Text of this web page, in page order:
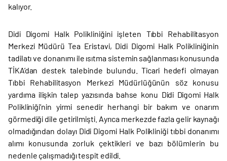
kalıyor.
Didi Digomi Halk Polikliniğini işleten Tıbbi Rehabilitasyon
Merkezi Müdürü Tea Eristavi, Didi Digomi Halk Polikliniğinin
tadilatı ve donanımı ile ısıtma sistemin sağlanması konusunda
TİKA’dan destek talebinde bulundu. Ticari hedefi olmayan
Tıbbi Rehabilitasyon Merkezi Müdürlüğünün söz konusu
yardıma ilişkin talep yazısında bahse konu Didi Digomi Halk
Polikliniği’nin yirmi senedir herhangi bir bakım ve onarım
görmediği dile getirilmişti. Ayrıca merkezde fazla gelir kaynağı
olmadığından dolayı Didi Digomi Halk Polikliniği tıbbi donanımı
alımı konusunda zorluk çektikleri ve bazı bölümlerin bu
nedenle çalışmadığı tespit edildi.